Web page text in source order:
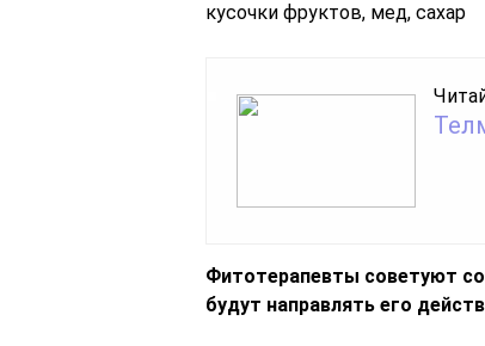
кусочки фруктов, мед, сахар
Фитотерапевты советуют
будут направлять его